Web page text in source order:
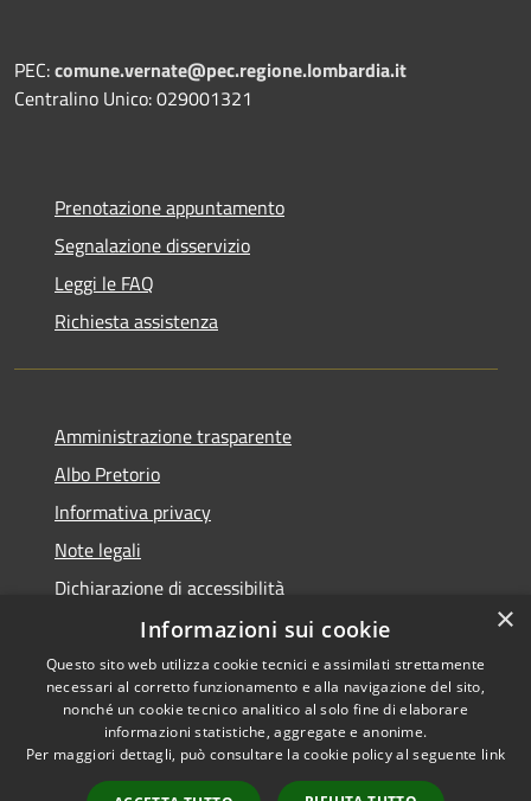
PEC:comune.vernate@pec.regione.lombardia.it
Centralino Unico: 029001321
Prenotazione appuntamento
Segnalazione disservizio
Leggi le FAQ
Richiesta assistenza
Amministrazione trasparente
Albo Pretorio
Informativa privacy
Note legali
Dichiarazione di accessibilità
Accessibilità
Privacy
×
Informazioni sui cookie
Questo sito web utilizza cookie tecnici e assimilati strettamente
necessari al corretto funzionamento e alla navigazione del sito,
nonché un cookie tecnico analitico al solo fine di elaborare
informazioni statistiche, aggregate e anonime.
Per maggiori dettagli, può consultare la cookie policy al seguente link